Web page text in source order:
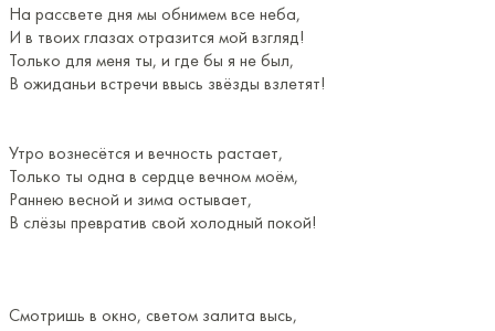
На рассвете дня мы обнимем все неба,
И в твоих глазах отразится мой взгляд!
Только для меня ты, и где бы я не был,
В ожиданьи встречи ввысь звёзды взлетят!
Утро вознесётся и вечность растает,
Только ты одна в сердце вечном моём,
Раннею весной и зима остывает,
В слёзы превратив свой холодный покой!
Смотришь в окно, светом залита высь,